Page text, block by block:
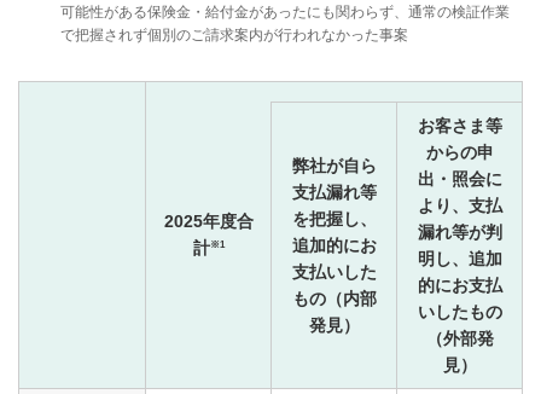
可能性がある保険金・給付金があったにも関わらず、通常の検証作業
で把握されず個別のご請求案内が行われなかった事案
2025年度合
計※1
弊社が自ら
支払漏れ等
を把握し、
追加的にお
支払いした
もの（内部
発見）
お客さま等
からの申
出・照会に
より、支払
漏れ等が判
明し、追加
的にお支払
いしたもの
（外部発
見）